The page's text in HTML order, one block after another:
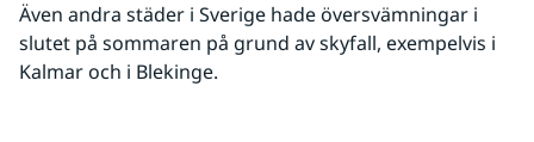
Även andra städer i Sverige hade översvämningar i
slutet på sommaren på grund av skyfall, exempelvis i
Kalmar och i Blekinge.